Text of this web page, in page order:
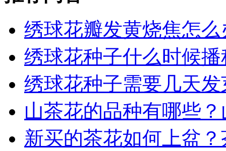
绣球花瓣发黄烧焦怎么
绣球花种子什么时候播
绣球花种子需要几天发
山茶花的品种有哪些
新买的茶花如何上盆